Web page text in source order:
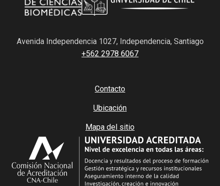
Avenida Independencia 1027, Independencia, Santiago
+562 2978 6067
Contacto
Ubicación
Mapa del sitio